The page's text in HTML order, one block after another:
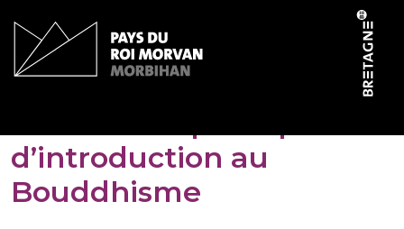
d’introduction au
Bouddhisme